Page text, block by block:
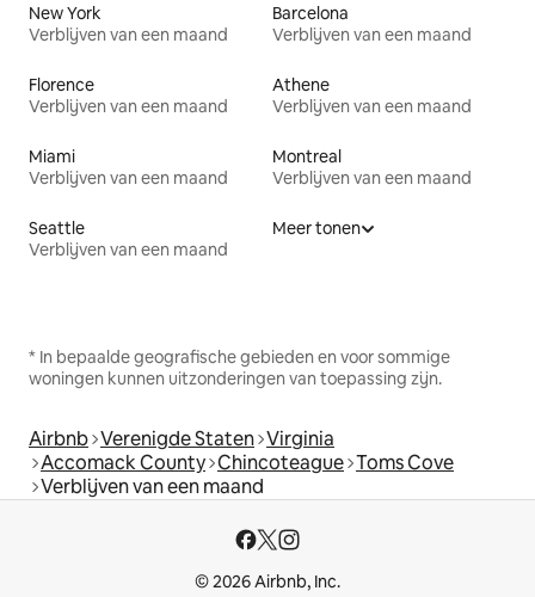
New York
Verblijven van een maand
Barcelona
Verblijven van een maand
Florence
Verblijven van een maand
Athene
Verblijven van een maand
Miami
Verblijven van een maand
Montreal
Verblijven van een maand
Seattle
Verblijven van een maand
Meer tonen
* In bepaalde geografische gebieden en voor sommige
woningen kunnen uitzonderingen van toepassing zijn.
Airbnb Verenigde Staten Virginia
Accomack County Chincoteague Toms Cove
Verblijven van een maand
© 2026 Airbnb, Inc.